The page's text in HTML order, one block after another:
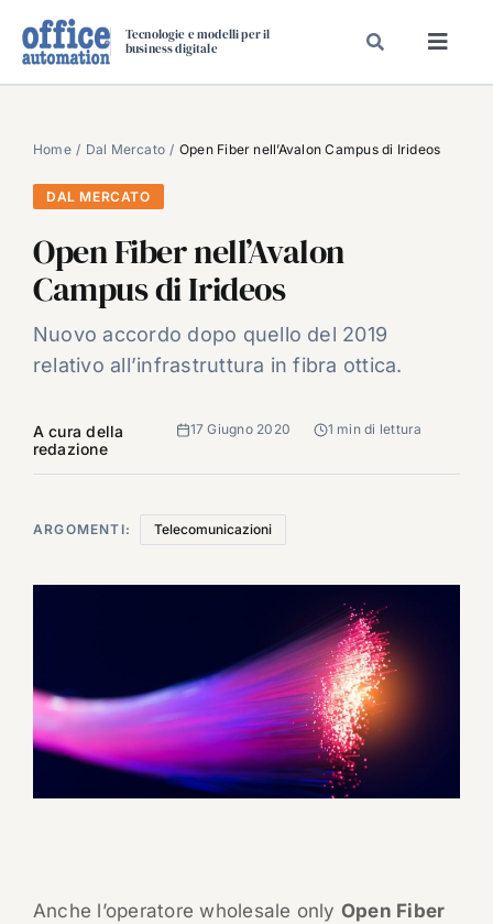
Tecnologie e modelli per il
business digitale
SPECIAL PAPER
TAVOLE ROTONDE DI REDAZIONE
CARRIERE
VIDEO
EVENTI
Home Dal Mercato Open Fiber nell’Avalon Campus di Irideos
DAL MERCATO
Open Fiber nell’Avalon
Campus di Irideos
Nuovo accordo dopo quello del 2019
relativo all’infrastruttura in fibra ottica.
A cura della
redazione
17 Giugno 2020 1 min di lettura
ARGOMENTI: Telecomunicazioni
Anche l’operatore wholesale only Open Fiber